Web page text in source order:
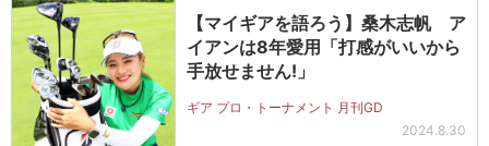
【マイギアを語ろう】桑木志帆 ア
イアンは8年愛用「打感がいいから
手放せません!」
ギア プロ・トーナメント 月刊GD
2024.8.30